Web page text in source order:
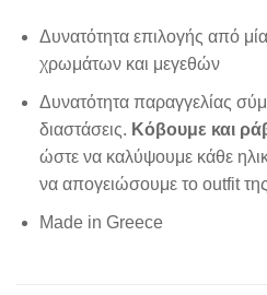
Δυνατότητα επιλογής από
χρωμάτων και μεγεθών
Δυνατότητα παραγγελίας
διαστάσεις. Κόβουμε και
ώστε να καλύψουμε κάθε
να απογειώσουμε το outfit
Made in Greece